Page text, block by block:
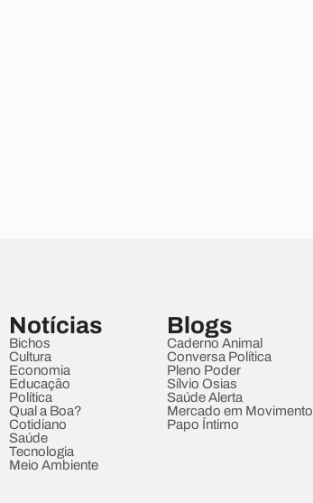
Notícias
Bichos
Cultura
Economia
Educação
Política
Qual a Boa?
Cotidiano
Saúde
Tecnologia
Meio Ambiente
Blogs
Caderno Animal
Conversa Política
Pleno Poder
Sílvio Osias
Saúde Alerta
Mercado em Movimento
Papo Íntimo